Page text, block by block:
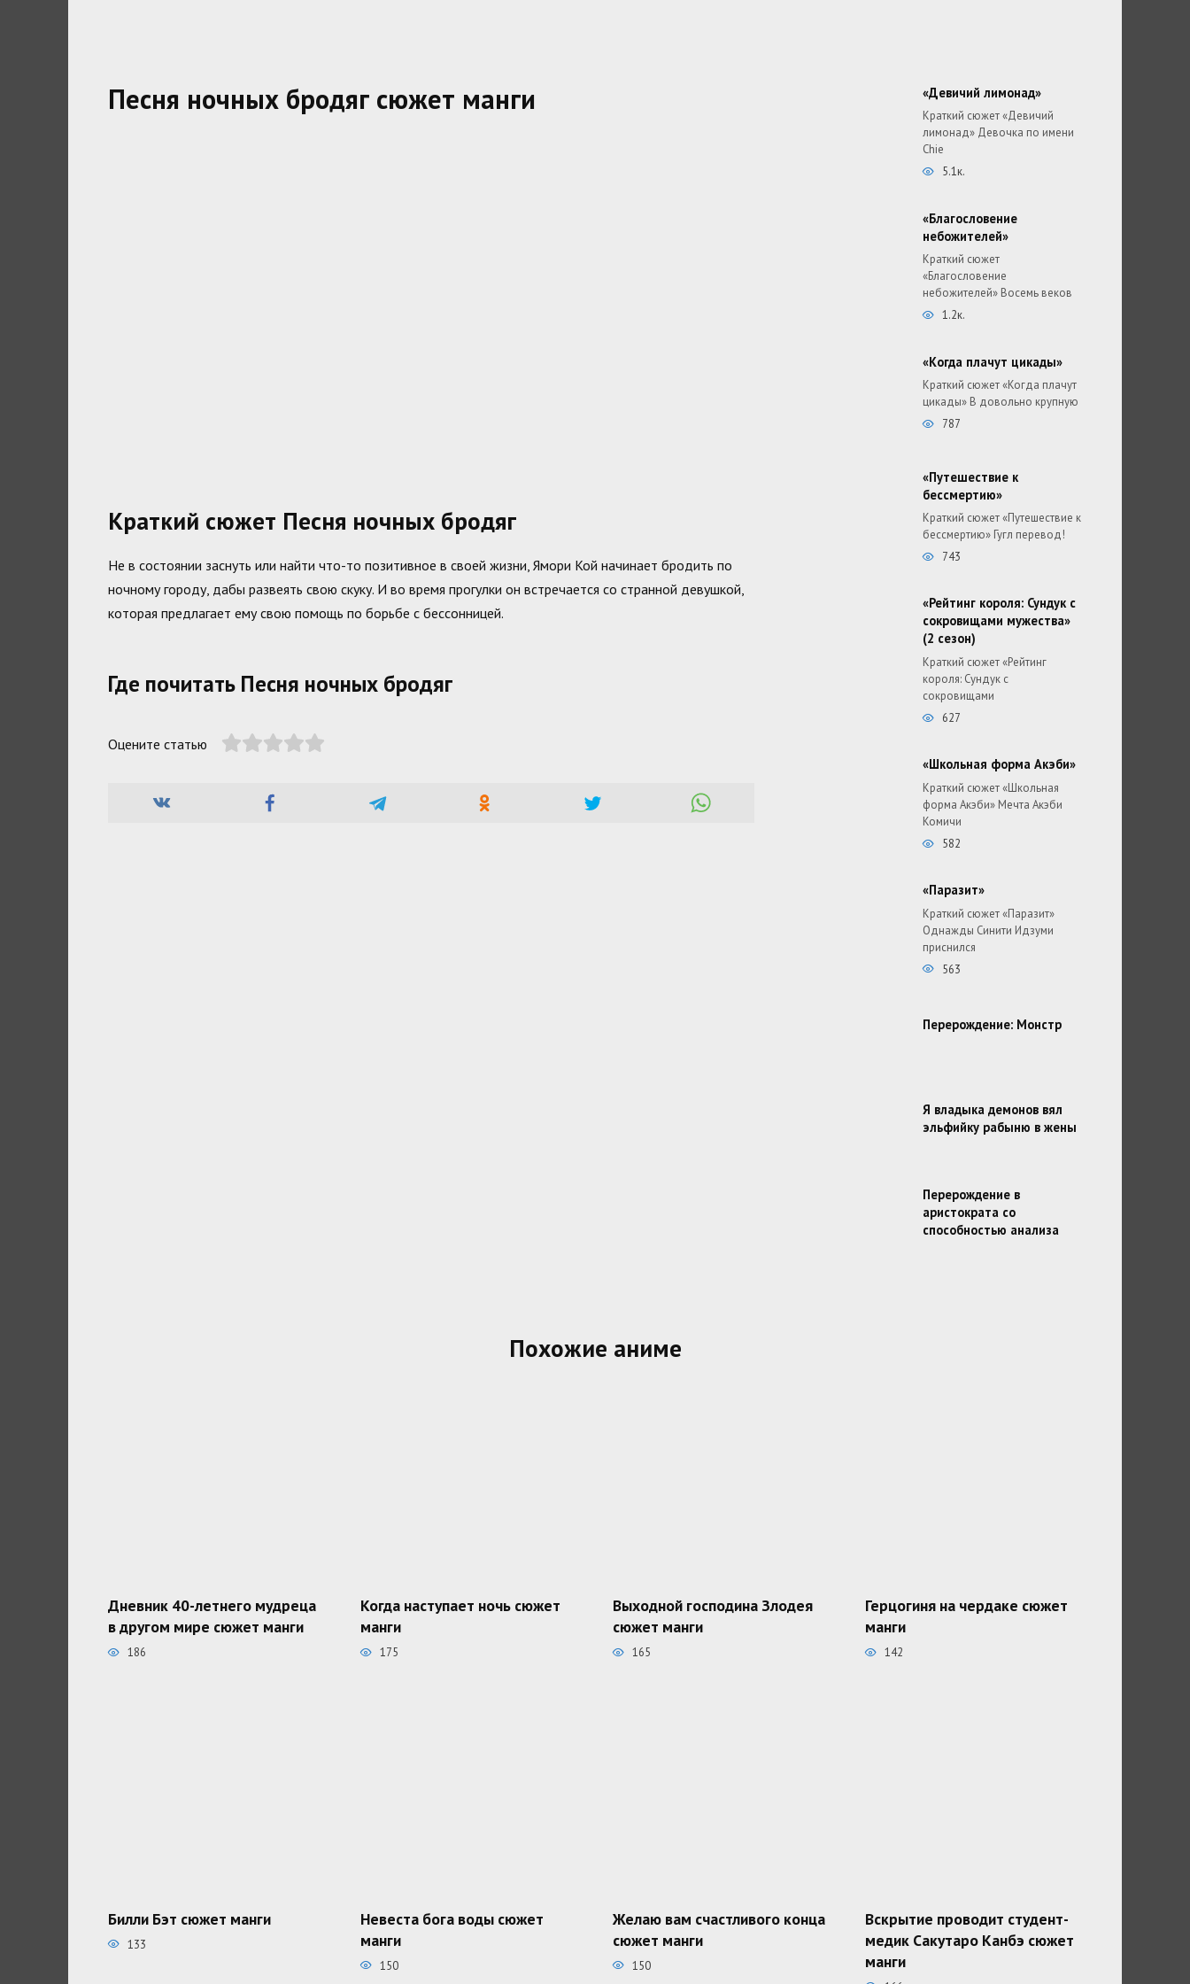
Песня ночных бродяг сюжет манги
Краткий сюжет Песня ночных бродяг
Не в состоянии заснуть или найти что-то позитивное в своей жизни, Ямори Кой начинает бродить по
ночному городу, дабы развеять свою скуку. И во время прогулки он встречается со странной девушкой,
которая предлагает ему свою помощь по борьбе с бессонницей.
Где почитать Песня ночных бродяг
Оцените статью
«Девичий лимонад»
Краткий сюжет «Девичий
лимонад» Девочка по имени
Chie
5.1к.
«Благословение
небожителей»
Краткий сюжет
«Благословение
небожителей» Восемь веков
1.2к.
«Когда плачут цикады»
Краткий сюжет «Когда плачут
цикады» В довольно крупную
787
«Путешествие к
бессмертию»
Краткий сюжет «Путешествие к
бессмертию» Гугл перевод!
743
«Рейтинг короля: Сундук с
сокровищами мужества»
(2 сезон)
Краткий сюжет «Рейтинг
короля: Сундук с
сокровищами
627
«Школьная форма Акэби»
Краткий сюжет «Школьная
форма Акэби» Мечта Акэби
Комичи
582
«Паразит»
Краткий сюжет «Паразит»
Однажды Синити Идзуми
приснился
563
Перерождение: Монстр
Я владыка демонов вял
эльфийку рабыню в жены
Перерождение в
аристократа со
способностью анализа
Похожие аниме
Дневник 40-летнего мудреца
в другом мире сюжет манги
186
Когда наступает ночь сюжет
манги
175
Выходной господина Злодея
сюжет манги
165
Герцогиня на чердаке сюжет
манги
142
Билли Бэт сюжет манги
133
Невеста бога воды сюжет
манги
150
Желаю вам счастливого конца
сюжет манги
150
Вскрытие проводит студент-
медик Сакутаро Канбэ сюжет
манги